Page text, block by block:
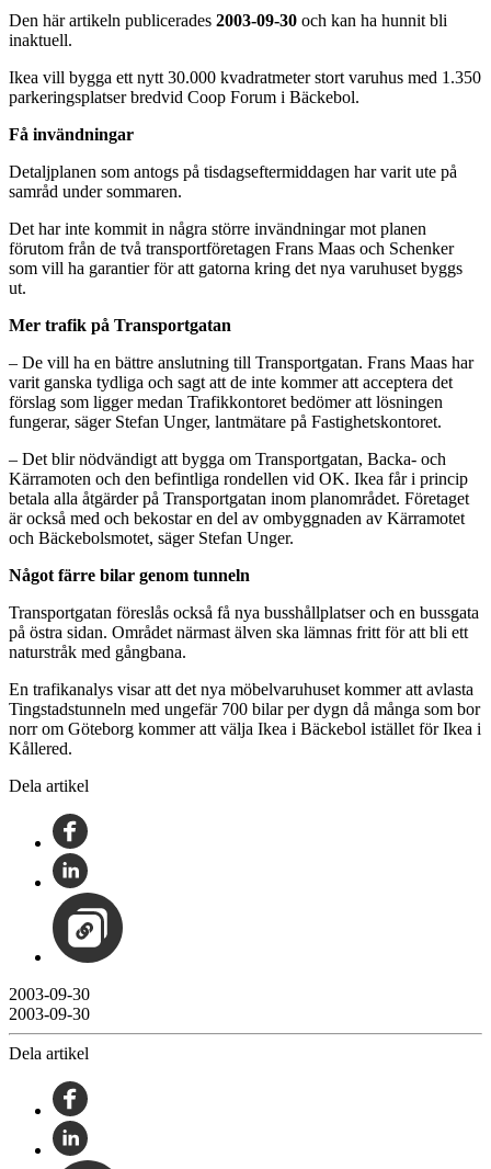
Den här artikeln publicerades 2003-09-30 och kan ha hunnit bli
inaktuell.
Ikea vill bygga ett nytt 30.000 kvadratmeter stort varuhus med 1.350
parkeringsplatser bredvid Coop Forum i Bäckebol.
Få invändningar
Detaljplanen som antogs på tisdagseftermiddagen har varit ute på
samråd under sommaren.
Det har inte kommit in några större invändningar mot planen
förutom från de två transportföretagen Frans Maas och Schenker
som vill ha garantier för att gatorna kring det nya varuhuset byggs
ut.
Mer trafik på Transportgatan
– De vill ha en bättre anslutning till Transportgatan. Frans Maas har
varit ganska tydliga och sagt att de inte kommer att acceptera det
förslag som ligger medan Trafikkontoret bedömer att lösningen
fungerar, säger Stefan Unger, lantmätare på Fastighetskontoret.
– Det blir nödvändigt att bygga om Transportgatan, Backa- och
Kärramoten och den befintliga rondellen vid OK. Ikea får i princip
betala alla åtgärder på Transportgatan inom planområdet. Företaget
är också med och bekostar en del av ombyggnaden av Kärramotet
och Bäckebolsmotet, säger Stefan Unger.
Något färre bilar genom tunneln
Transportgatan föreslås också få nya busshållplatser och en bussgata
på östra sidan. Området närmast älven ska lämnas fritt för att bli ett
naturstråk med gångbana.
En trafikanalys visar att det nya möbelvaruhuset kommer att avlasta
Tingstadstunneln med ungefär 700 bilar per dygn då många som bor
norr om Göteborg kommer att välja Ikea i Bäckebol istället för Ikea i
Kållered.
Dela artikel
2003-09-30
2003-09-30
Dela artikel